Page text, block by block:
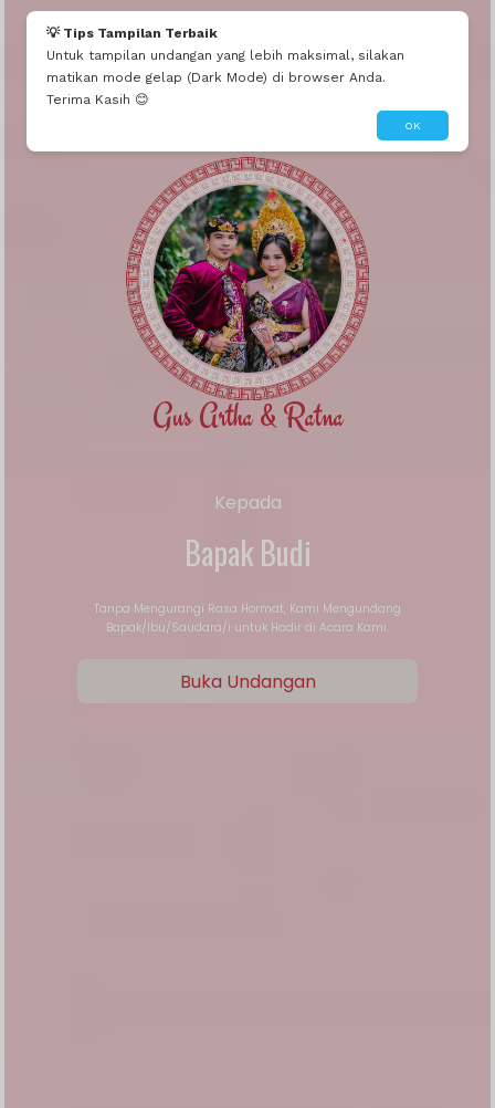
💡 Tips Tampilan Terbaik
Untuk tampilan undangan yang lebih maksimal, silakan
matikan mode gelap (Dark Mode) di browser Anda.
Terima Kasih 😊
OK
Gus Artha & Ratna
Kepada
Bapak Budi
Tanpa Mengurangi Rasa Hormat, Kami Mengundang
Bapak/Ibu/Saudara/i untuk Hadir di Acara Kami.
Buka Undangan